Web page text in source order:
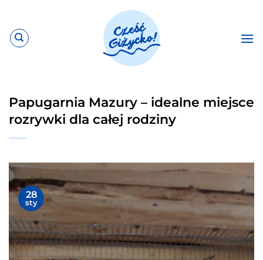
zawartości
Papugarnia Mazury – idealne miejsce
rozrywki dla całej rodziny
28
sty